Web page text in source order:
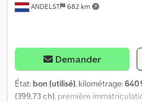
ANDELST 682 km
Demander
État: bon (utilisé), kilométrage:640
(399,73 ch), première